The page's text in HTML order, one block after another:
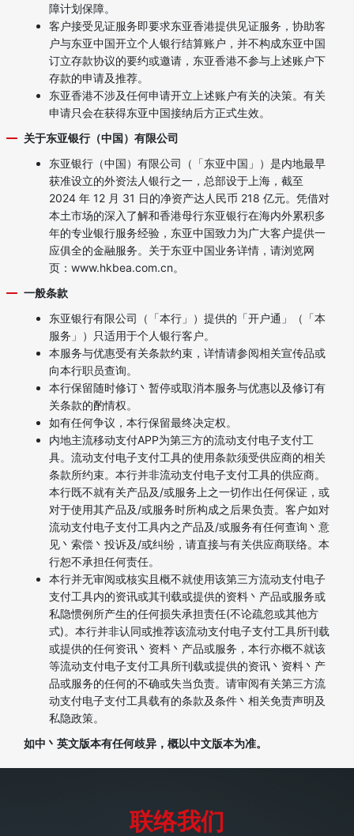
障计划保障。
客户接受见证服务即要求东亚香港提供见证服务，协助客
户与东亚中国开立个人银行结算账户，并不构成东亚中国
订立存款协议的要约或邀请，东亚香港不参与上述账户下
存款的申请及推荐。
东亚香港不涉及任何申请开立上述账户有关的决策。有关
申请只会在获得东亚中国接纳后方正式生效。
关于东亚银行（中国）有限公司
东亚银行（中国）有限公司（「东亚中国」）是内地最早
获准设立的外资法人银行之一，总部设于上海，截至
2024 年 12 月 31 日的净资产达人民币 218 亿元。凭借对
本土市场的深入了解和香港母行东亚银行在海内外累积多
年的专业银行服务经验，东亚中国致力为广大客户提供一
应俱全的金融服务。关于东亚中国业务详情，请浏览网
页： www.hkbea.com.cn。
一般条款
东亚银行有限公司（「本行」）提供的「开户通」（「本
服务」）只适用于个人银行客户。
本服务与优惠受有关条款约束，详情请参阅相关宣传品或
向本行职员查询。
本行保留随时修订丶暂停或取消本服务与优惠以及修订有
关条款的酌情权。
如有任何争议，本行保留最终决定权。
内地主流移动支付APP为第三方的流动支付电子支付工
具。流动支付电子支付工具的使用条款须受供应商的相关
条款所约束。本行并非流动支付电子支付工具的供应商。
本行既不就有关产品及/或服务上之一切作出任何保证，或
对于使用其产品及/或服务时所构成之后果负责。客户如对
流动支付电子支付工具内之产品及/或服务有任何查询丶意
见丶索偿丶投诉及/或纠纷，请直接与有关供应商联络。本
行恕不承担任何责任。
本行并无审阅或核实且概不就使用该第三方流动支付电子
支付工具内的资讯或其刊载或提供的资料丶产品或服务或
私隐惯例所产生的任何损失承担责任(不论疏忽或其他方
式)。本行并非认同或推荐该流动支付电子支付工具所刊载
或提供的任何资讯丶资料丶产品或服务，本行亦概不就该
等流动支付电子支付工具所刊载或提供的资讯丶资料丶产
品或服务的任何的不确或失当负责。请审阅有关第三方流
动支付电子支付工具载有的条款及条件丶相关免责声明及
私隐政策。
如中丶英文版本有任何歧异，概以中文版本为准。
联络我们